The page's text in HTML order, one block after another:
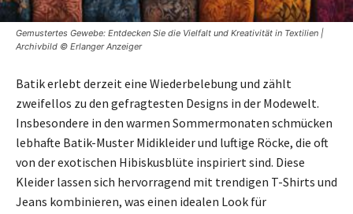
Gemustertes Gewebe: Entdecken Sie die Vielfalt und Kreativität in Textilien |
Archivbild © Erlanger Anzeiger
Batik erlebt derzeit eine Wiederbelebung und zählt
zweifellos zu den gefragtesten Designs in der Modewelt.
Insbesondere in den warmen Sommermonaten schmücken
lebhafte Batik-Muster Midikleider und luftige Röcke, die oft
von der exotischen Hibiskusblüte inspiriert sind. Diese
Kleider lassen sich hervorragend mit trendigen T-Shirts und
Jeans kombinieren, was einen idealen Look für